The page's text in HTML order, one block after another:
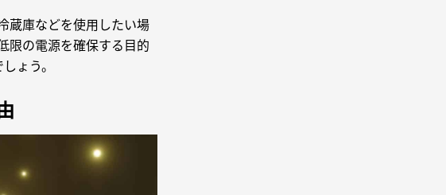
蔵庫などを使用したい場
限の電源を確保する目的
ょう。